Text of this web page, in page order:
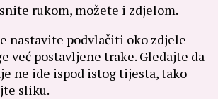
rukom, možete i zdjelom.
nastavite podvlačiti oko zdjele
već postavljene trake. Gledajte da
ne ide ispod istog tijesta, tako
sliku.